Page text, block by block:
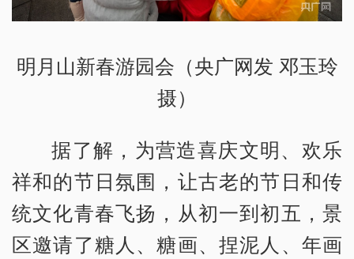
明月山新春游园会（央广网发 邓玉玲
摄）
据了解，为营造喜庆文明、欢乐
祥和的节日氛围，让古老的节日和传
统文化青春飞扬，从初一到初五，景
区邀请了糖人、糖画、捏泥人、年画